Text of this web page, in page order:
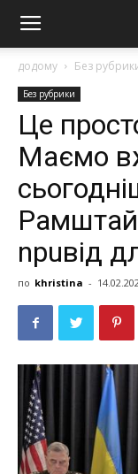
додому Без
Без рубрики
Це
Маємо
nрuвід
по khristina -